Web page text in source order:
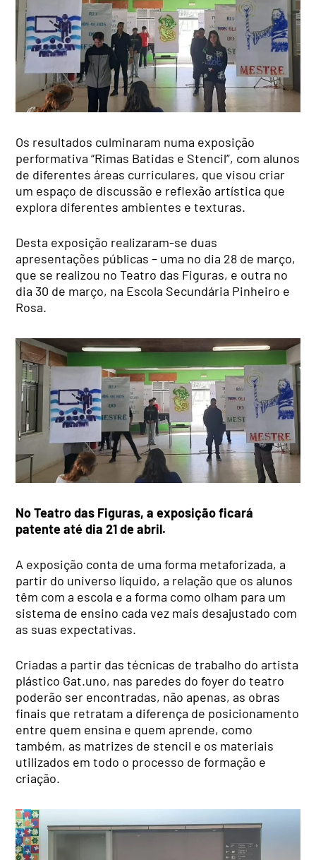
Os resultados culminaram numa exposição
performativa “Rimas Batidas e Stencil”, com alunos
de diferentes áreas curriculares, que visou criar
um espaço de discussão e reflexão artística que
explora diferentes ambientes e texturas.
Desta exposição realizaram-se duas
apresentações públicas – uma no dia 28 de março,
que se realizou no Teatro das Figuras, e outra no
dia 30 de março, na Escola Secundária Pinheiro e
Rosa.
No Teatro das Figuras, a exposição ficará
patente até dia 21 de abril.
A exposição conta de uma forma metaforizada, a
partir do universo líquido, a relação que os alunos
têm com a escola e a forma como olham para um
sistema de ensino cada vez mais desajustado com
as suas expectativas.
Criadas a partir das técnicas de trabalho do artista
plástico Gat.uno, nas paredes do foyer do teatro
poderão ser encontradas, não apenas, as obras
finais que retratam a diferença de posicionamento
entre quem ensina e quem aprende, como
também, as matrizes de stencil e os materiais
utilizados em todo o processo de formação e
criação.